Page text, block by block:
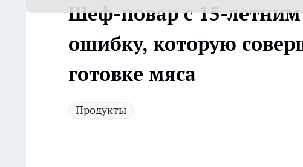
Шеф-повар с 15-
ошибку, которую
готовке мяса
Продукты